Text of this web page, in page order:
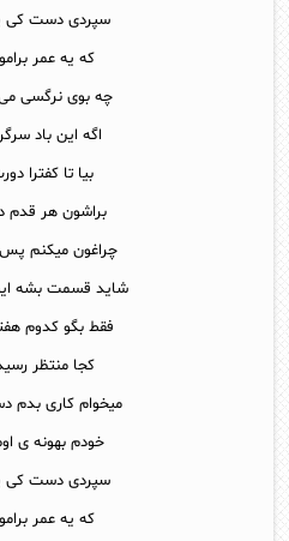
سپردی دست کی
که یه عمر
چه بوی نرگسی می
اگه این باد
بیا تا کفترا
براشون هر قدم
چراغون میکنم
شاید قسمت بشه
فقط بگو کدوم
کجا منتظر
میخوام کاری بدم
خودم بهونه ی
سپردی دست کی
که یه عمر